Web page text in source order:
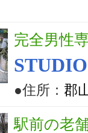
完全男性
●住所： 郡
駅前の老